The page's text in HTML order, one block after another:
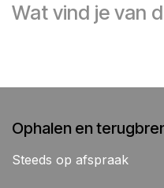
Wat vind je van
Ophalen en
Steeds op afspraak